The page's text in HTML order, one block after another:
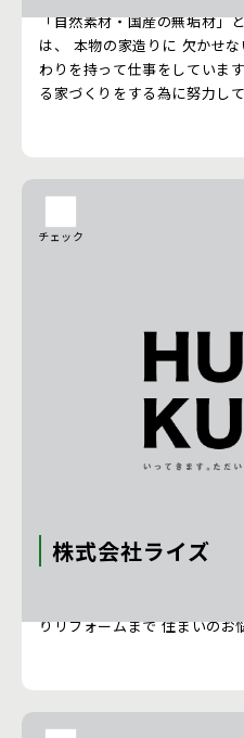
「自然素材・国産の無垢材」
は、 本物の家造りに 欠かせ
わりを持って仕事をしていま
る家づくりをする為に努力して
チェック
株式会社ライズ
りリフォームまで 住まいのお